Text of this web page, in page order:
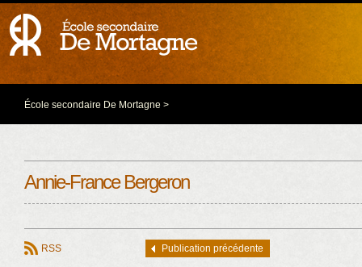
École secondaire De Mortagne >
Annie-France Bergeron
RSS Publication précédente